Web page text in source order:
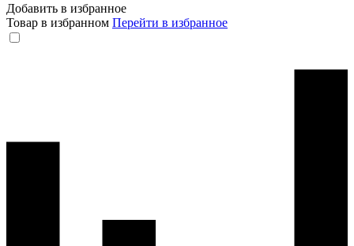
Добавить в избранное
Товар в избранном Перейти в избранное